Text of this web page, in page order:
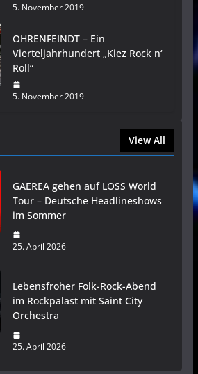
5. November 2019
OHRENFEINDT – Ein
Vierteljahrhundert „Kiez Rock n‘
Roll“
5. November 2019
View All
GAEREA gehen auf LOSS World
Tour – Deutsche Headlineshows
im Sommer
25. April 2026
Lebensfroher Folk-Rock-Abend
im Rockpalast mit Saint City
Orchestra
25. April 2026